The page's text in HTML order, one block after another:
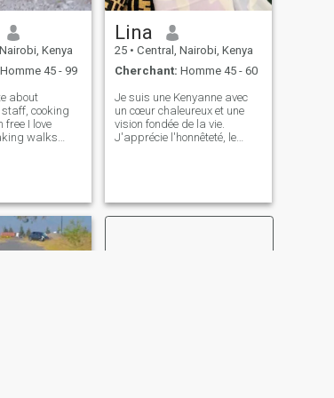
Kenya
Homme 45 - 99
about
cooking
free I love
walks
an
Lina
25 • Central, Nairobi, Kenya
Cherchant: Homme 45 - 60
Je suis une Kenyanne avec
un cœur chaleureux et une
vision fondée de la vie.
J'apprécie l'honnêteté, le
compagnie et la beauté des
choses simples. J'aime faire